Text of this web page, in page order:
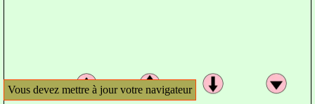
Vous devez mettre à jour votre navigateur